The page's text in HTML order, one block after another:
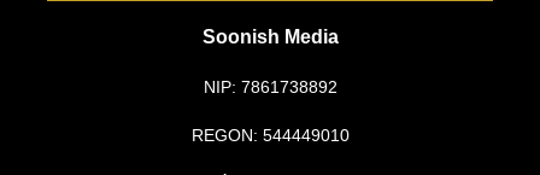
Soonish Media
NIP: 7861738892
REGON: 544449010